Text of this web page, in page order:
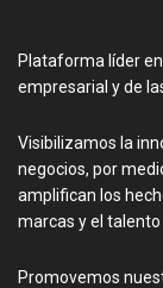
Plataforma líder
empresarial y de
Visibilizamos la
negocios, por
amplifican los
marcas y el talento
Promovemos